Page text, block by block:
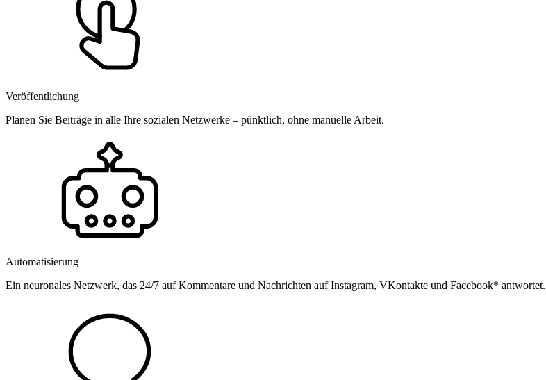
Veröffentlichung
Planen Sie Beiträge in alle Ihre sozialen Netzwerke – pünktlich, ohne manuelle Arbeit.
Automatisierung
Ein neuronales Netzwerk, das 24/7 auf Kommentare und Nachrichten auf Instagram, VKontakte und Facebook* antwortet.